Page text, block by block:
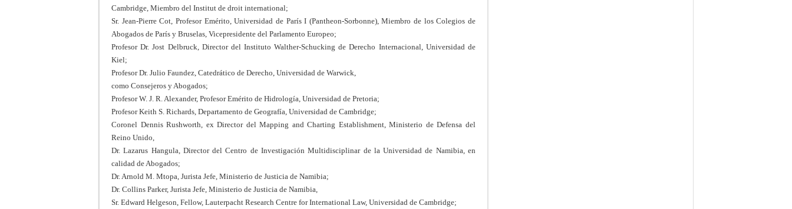
Cambridge, Miembro del Institut de droit international;
Sr. Jean-Pierre Cot, Profesor Emérito, Universidad de París I (Pantheon-Sorbonne), Miembro de los Colegios de
Abogados de París y Bruselas, Vicepresidente del Parlamento Europeo;
Profesor Dr. Jost Delbruck, Director del Instituto Walther-Schucking de Derecho Internacional, Universidad de
Kiel;
Profesor Dr. Julio Faundez, Catedrático de Derecho, Universidad de Warwick,
como Consejeros y Abogados;
Profesor W. J. R. Alexander, Profesor Emérito de Hidrología, Universidad de Pretoria;
Profesor Keith S. Richards, Departamento de Geografía, Universidad de Cambridge;
Coronel Dennis Rushworth, ex Director del Mapping and Charting Establishment, Ministerio de Defensa del
Reino Unido,
Dr. Lazarus Hangula, Director del Centro de Investigación Multidisciplinar de la Universidad de Namibia, en
calidad de Abogados;
Dr. Arnold M. Mtopa, Jurista Jefe, Ministerio de Justicia de Namibia;
Dr. Collins Parker, Jurista Jefe, Ministerio de Justicia de Namibia,
Sr. Edward Helgeson, Fellow, Lauterpacht Research Centre for International Law, Universidad de Cambridge;